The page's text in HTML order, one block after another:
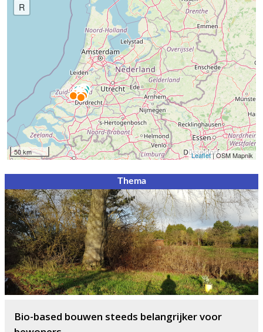
R
50 km Leaflet| OSM Mapnik
Thema
Bio-based bouwen steeds belangrijker voor